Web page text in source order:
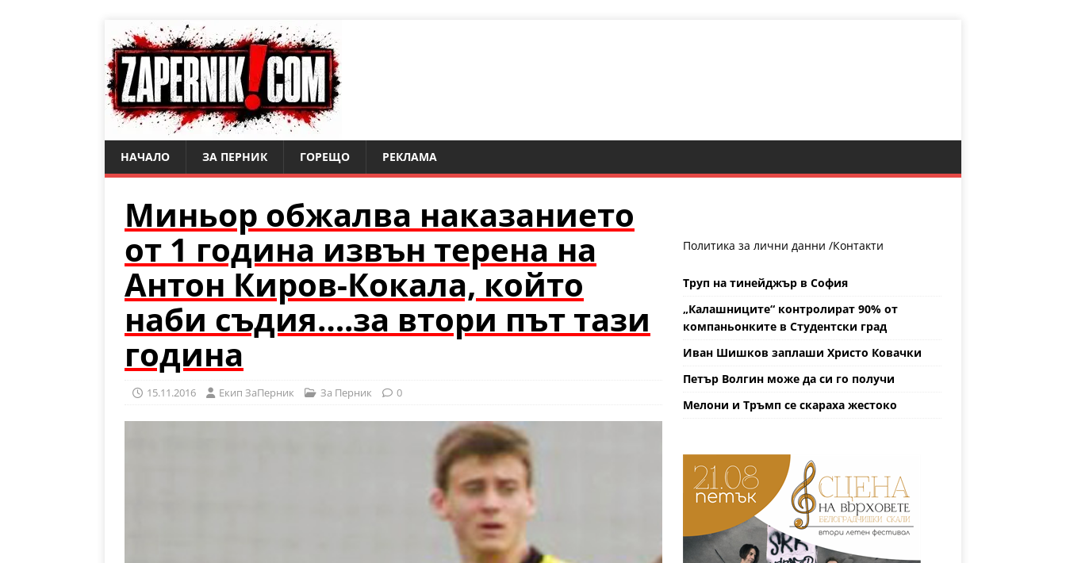
НАЧАЛО ЗА ПЕРНИК ГОРЕЩО РЕКЛАМА
Миньор обжалва наказанието
от 1 година извън терена на
Антон Киров-Кокала, който
наби съдия….за втори път тази
година
15.11.2016 Eкип ЗаПерник За Перник 0
Политика за лични данни /Контакти
Труп на тинейджър в София
„Калашниците“ контролират 90% от
компаньонките в Студентски град
Иван Шишков заплаши Христо Ковачки
Петър Волгин може да си го получи
Мелони и Тръмп се скараха жестоко